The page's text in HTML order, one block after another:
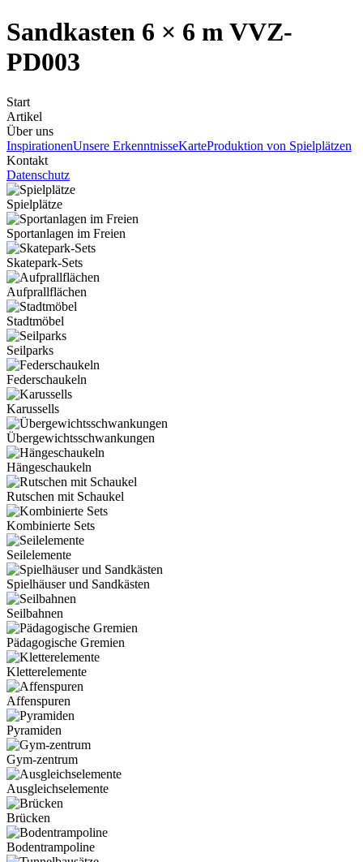
Sandkasten 6 × 6 m VVZ-
PD003
Start
Artikel
Über uns
InspirationenUnsere ErkenntnisseKarteProduktion von Spielplätzen
Kontakt
Datenschutz
Spielplätze
Sportanlagen im Freien
Skatepark-Sets
Aufprallflächen
Stadtmöbel
Seilparks
Federschaukeln
Karussells
Übergewichtsschwankungen
Hängeschaukeln
Rutschen mit Schaukel
Kombinierte Sets
Seilelemente
Spielhäuser und Sandkästen
Seilbahnen
Pädagogische Gremien
Kletterelemente
Affenspuren
Pyramiden
Gym-zentrum
Ausgleichselemente
Brücken
Bodentrampoline